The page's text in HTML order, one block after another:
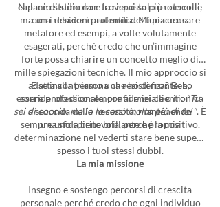
capace di stimolare la risposta più coerente
con i desideri profondi del tuo cuore.
Nel mio studio non troverai solo protocolli,
ma una relazione autentica. Mi piace usare
metafore ed esempi, a volte volutamente
esagerati, perché credo che un’immagine
forte possa chiarire un concetto meglio di
mille spiegazioni tecniche. Il mio approccio si
adatta alla persona che ho di fronte: so
essere professionale, confidenziale o ironica
a seconda delle necessità, mantenendo
sempre uno spirito brillante e propositivo.
E se incontriamo una resistenza? Beh,
sorridendo dico sempre ai miei clienti:"Tu
sei di coccio, ma io lo sono molto più di te!". È
una sfida benevola, perché la mia
determinazione nel vederti stare bene supera
spesso i tuoi stessi dubbi.
La mia missione
Insegno e sostengo percorsi di crescita
personale perché credo che ogni individuo